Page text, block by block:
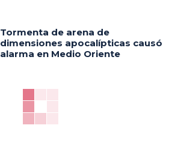
Tormenta de arena de
dimensiones apocalípticas causó
alarma en Medio Oriente